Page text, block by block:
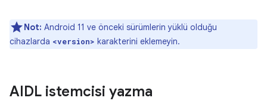
Not: Android 11 ve önceki sürümlerin yüklü olduğu
cihazlarda <version> karakterini eklemeyin.
AIDL istemcisi yazma